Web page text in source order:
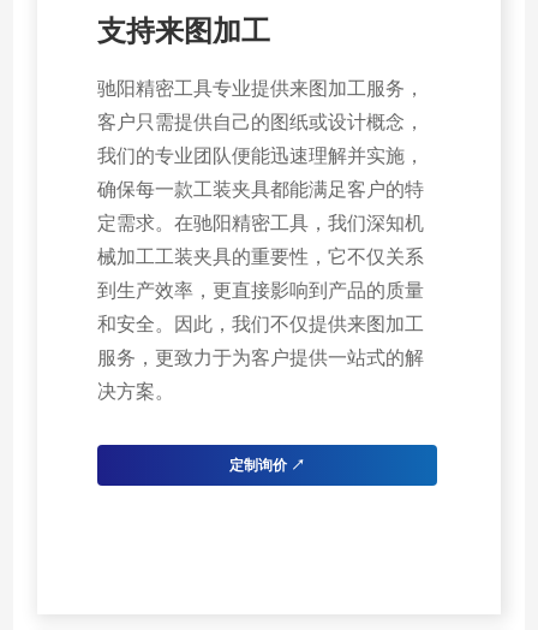
支持来图加工
驰阳精密工具专业提供来图加工服务，
客户只需提供自己的图纸或设计概念，
我们的专业团队便能迅速理解并实施，
确保每一款工装夹具都能满足客户的特
定需求。在驰阳精密工具，我们深知机
械加工工装夹具的重要性，它不仅关系
到生产效率，更直接影响到产品的质量
和安全。因此，我们不仅提供来图加工
服务，更致力于为客户提供一站式的解
决方案。
定制询价 ↗